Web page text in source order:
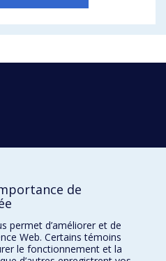
de
permet d’améliorer et de
Web. Certains témoins
le fonctionnement et la